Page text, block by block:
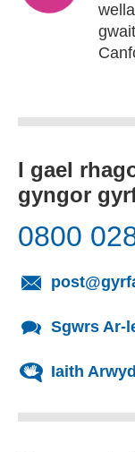
I gael
gyngor
0800
Sgwrs Ar-
Iaith